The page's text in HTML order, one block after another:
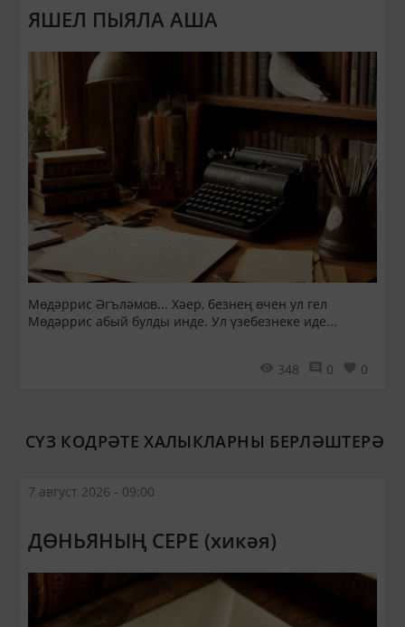
ЯШЕЛ ПЫЯЛА АША
Мөдәррис Әгъләмов... Хәер, безнең өчен ул гел
Мөдәррис абый булды инде. Ул үзебезнеке иде...
348 0 0
СҮЗ КОДРӘТЕ ХАЛЫКЛАРНЫ БЕРЛӘШТЕРӘ
7 август 2026 - 09:00
ДӨНЬЯНЫҢ СЕРЕ (хикәя)